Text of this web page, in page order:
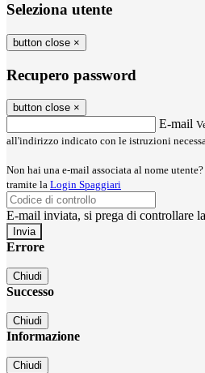
Seleziona utente
button close ×
Recupero password
button close ×
E-mail
all'indirizzo indicato con le istruzioni
Non hai una e-mail associata al nome
tramite la Login Spaggiari
E-mail inviata, si prega di controllare
Errore
Chiudi
Successo
Chiudi
Informazione
Chiudi